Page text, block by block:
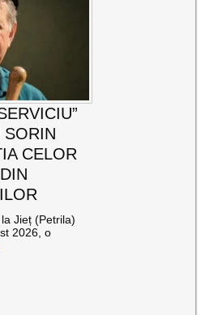
SORIN
CELOR
Jieț (Petrila)
2026, o